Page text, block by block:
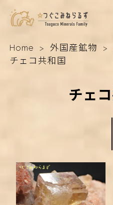
Home 外国産鉱物
チェコ共和国
チェ